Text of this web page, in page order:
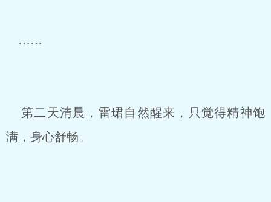
……
第二天清晨，雷珺自然醒来，只觉得精神饱
满，身心舒畅。